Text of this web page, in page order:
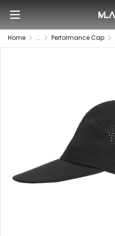
Home ... Performance Cap